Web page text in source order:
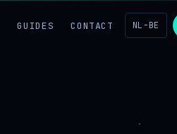
GUIDES CONTACT NL-BE